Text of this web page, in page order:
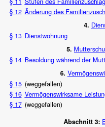
§ 12 Änderung des
4.
§ 13 Dienstwohnung
5.
§ 14 Besoldung während der
6.
§ 15 (weggefallen)
§ 16 Vermögenswirksame
§ 17 (weggefallen)
Abschnitt 3: